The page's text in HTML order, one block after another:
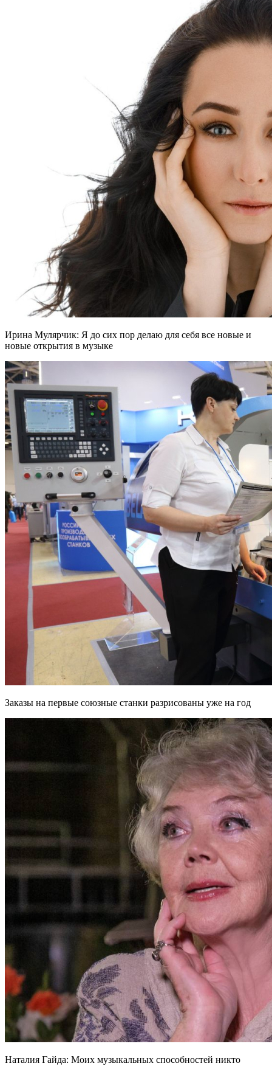
Ирина Мулярчик: Я до сих пор делаю для себя все новые и
новые открытия в музыке
Заказы на первые союзные станки разрисованы уже на год
Наталия Гайда: Моих музыкальных способностей никто